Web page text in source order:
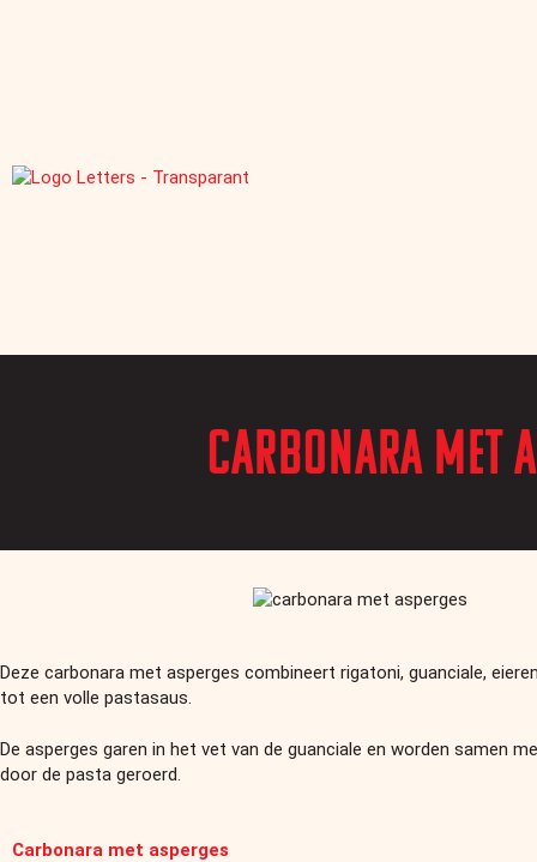
Carbonara met
Deze carbonara met asperges combineert rigatoni, guanciale,
tot een volle pastasaus.
De asperges garen in het vet van de guanciale en worden samen
door de pasta geroerd.
Carbonara met asperges